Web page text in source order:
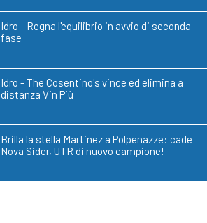
Idro - Regna l'equilibrio in avvio di seconda
fase
Idro - The Cosentino's vince ed elimina a
distanza Vin Più
Brilla la stella Martinez a Polpenazze: cade
Nova Sider, UTR di nuovo campione!